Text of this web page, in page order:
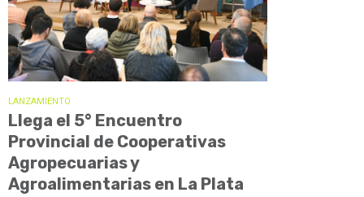
LANZAMIENTO
Llega el 5° Encuentro
Provincial de Cooperativas
Agropecuarias y
Agroalimentarias en La Plata